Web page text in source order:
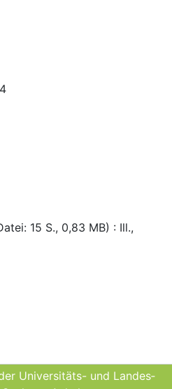
15 S., 0,83 MB) : Ill.,
Universitäts- und Landes­